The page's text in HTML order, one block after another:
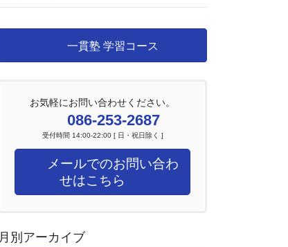
一貫塾 学習コース
お気軽にお問い合わせください。
086-253-2687
受付時間 14:00-22:00 [ 日・祝日除く ]
メールでのお問い合わ
せはこちら
月別アーカイブ